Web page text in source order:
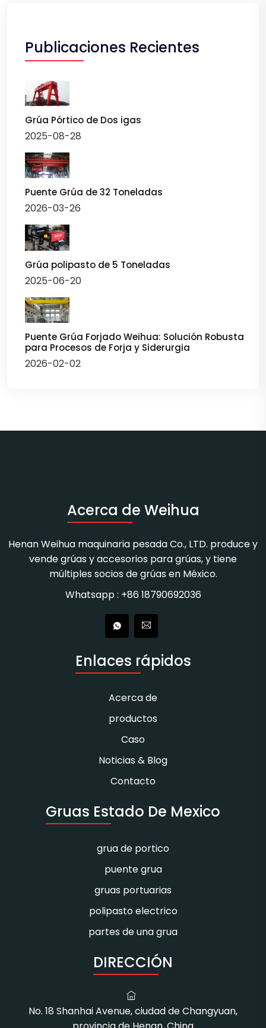
Publicaciones Recientes
Grúa Pórtico de Dos igas
2025-08-28
Puente Grúa de 32 Toneladas
2026-03-26
Grúa polipasto de 5 Toneladas
2025-06-20
Puente Grúa Forjado Weihua: Solución Robusta
para Procesos de Forja y Siderurgia
2026-02-02
Acerca de Weihua
Henan Weihua maquinaria pesada Co., LTD. produce y
vende grúas y accesorios para grúas, y tiene
múltiples socios de grúas en México.
Whatsapp : +86 18790692036
Enlaces rápidos
Acerca de
productos
Caso
Noticias & Blog
Contacto
Gruas Estado De Mexico
grua de portico
puente grua
gruas portuarias
polipasto electrico
partes de una grua
DIRECCIÓN
No. 18 Shanhai Avenue, ciudad de Changyuan,